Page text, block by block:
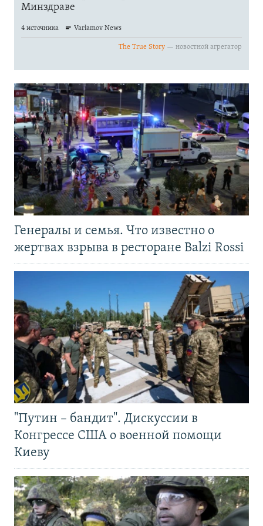
Генералы и семья. Что известно о
жертвах взрыва в ресторане Balzi Rossi
"Путин – бандит". Дискуссии в
Конгрессе США о военной помощи
Киеву